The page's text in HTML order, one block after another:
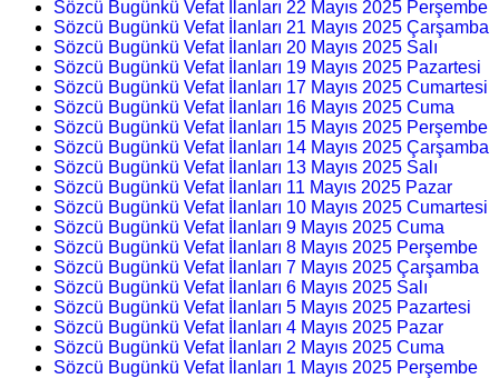
Sözcü Bugünkü Vefat İlanları 22 Mayıs 2025 Perşembe
Sözcü Bugünkü Vefat İlanları 21 Mayıs 2025 Çarşamba
Sözcü Bugünkü Vefat İlanları 20 Mayıs 2025 Salı
Sözcü Bugünkü Vefat İlanları 19 Mayıs 2025 Pazartesi
Sözcü Bugünkü Vefat İlanları 17 Mayıs 2025 Cumartesi
Sözcü Bugünkü Vefat İlanları 16 Mayıs 2025 Cuma
Sözcü Bugünkü Vefat İlanları 15 Mayıs 2025 Perşembe
Sözcü Bugünkü Vefat İlanları 14 Mayıs 2025 Çarşamba
Sözcü Bugünkü Vefat İlanları 13 Mayıs 2025 Salı
Sözcü Bugünkü Vefat İlanları 11 Mayıs 2025 Pazar
Sözcü Bugünkü Vefat İlanları 10 Mayıs 2025 Cumartesi
Sözcü Bugünkü Vefat İlanları 9 Mayıs 2025 Cuma
Sözcü Bugünkü Vefat İlanları 8 Mayıs 2025 Perşembe
Sözcü Bugünkü Vefat İlanları 7 Mayıs 2025 Çarşamba
Sözcü Bugünkü Vefat İlanları 6 Mayıs 2025 Salı
Sözcü Bugünkü Vefat İlanları 5 Mayıs 2025 Pazartesi
Sözcü Bugünkü Vefat İlanları 4 Mayıs 2025 Pazar
Sözcü Bugünkü Vefat İlanları 2 Mayıs 2025 Cuma
Sözcü Bugünkü Vefat İlanları 1 Mayıs 2025 Perşembe